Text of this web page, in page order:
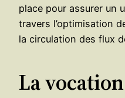
place pour assurer un
travers l’optimisation
la circulation des flux
La